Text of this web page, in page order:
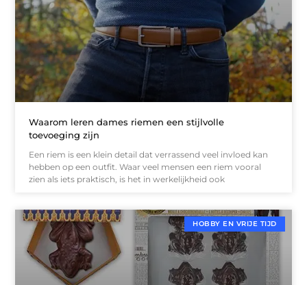
Waarom leren dames riemen een stijlvolle
toevoeging zijn
Een riem is een klein detail dat verrassend veel invloed kan
hebben op een outfit. Waar veel mensen een riem vooral
zien als iets praktisch, is het in werkelijkheid ook
HOBBY EN VRIJE TIJD